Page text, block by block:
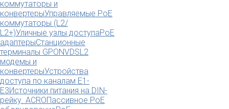
коммутаторы и
конвертерыУправляемые PoE
коммутаторы (L2/
L2+)Уличные узлы доступаPoE
адаптерыСтанционные
терминалы GPONVDSL2
модемы и
конвертерыУстройства
доступа по каналам E1-
E3Источники питания на DIN-
рейку. ACROПассивное PoE